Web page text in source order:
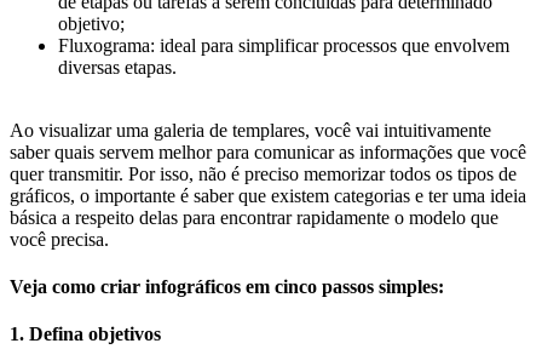
objetivo;
Fluxograma: ideal para simplificar processos que envolvem
diversas etapas.
Ao visualizar uma galeria de templares, você vai intuitivamente
saber quais servem melhor para comunicar as informações que você
quer transmitir. Por isso, não é preciso memorizar todos os tipos de
gráficos, o importante é saber que existem categorias e ter uma ideia
básica a respeito delas para encontrar rapidamente o modelo que
você precisa.
Veja como criar infográficos em cinco passos simples:
1. Defina objetivos